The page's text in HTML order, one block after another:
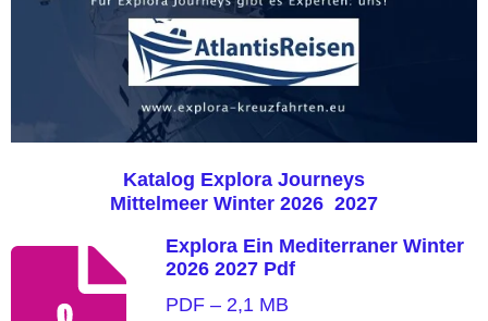
Katalog Explora Journeys
Mittelmeer Winter 2026 2027
Explora Ein Mediterraner Winter
2026 2027 Pdf
PDF – 2,1 MB